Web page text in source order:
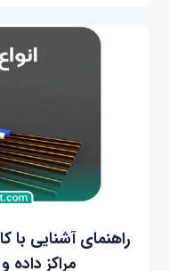
راهنمای آشنایی با
مراکز